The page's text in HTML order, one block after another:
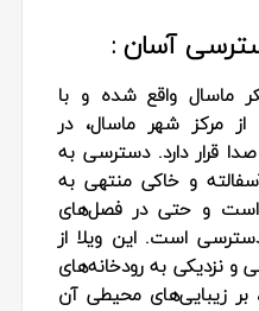
آسان :
ماسال واقع شده و با
کیلومتری از مرکز شهر ماسال، در
قرار دارد. دسترسی به
و خاکی منتهی به
است و حتی در فصل‌های
است. این ویلا از
و نزدیکی به رودخانه‌های
زیبایی‌های محیطی آن